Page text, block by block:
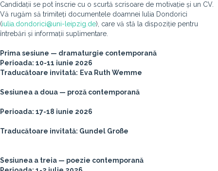
Candidații se pot înscrie cu o scurtă scrisoare de motivație și un CV.
Vă rugăm să trimiteți documentele doamnei Iulia Dondorici
(iulia.dondorici@uni-leipzig.de), care vă stă la dispoziție pentru
întrebări și informații suplimentare.
Prima sesiune — dramaturgie contemporană
Perioada: 10-11 iunie 2026
Traducătoare invitată: Eva Ruth Wemme
Sesiunea a doua — proză contemporană
Perioada: 17-18 iunie 2026
Traducătoare invitată: Gundel Große
Sesiunea a treia — poezie contemporană